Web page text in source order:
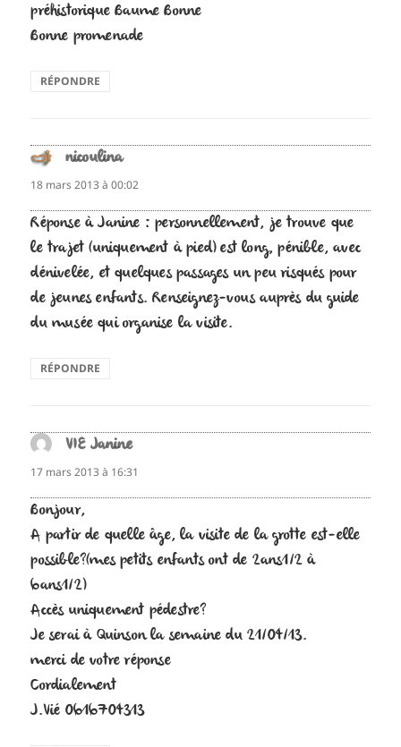
préhistorique Baume Bonne
Bonne promenade
RÉPONDRE
nicoulinadit :
18 mars 2013 à 00:02
Réponse à Janine : personnellement, je trouve que
le trajet (uniquement à pied) est long, pénible, avec
dénivelée, et quelques passages un peu risqués pour
de jeunes enfants. Renseignez-vous auprès du guide
du musée qui organise la visite.
RÉPONDRE
VIE Janinedit :
17 mars 2013 à 16:31
Bonjour,
A partir de quelle âge, la visite de la grotte est-elle
possible?(mes petits enfants ont de 2ans1/2 à
6ans1/2)
Accès uniquement pédestre?
Je serai à Quinson la semaine du 21/04/13.
merci de votre réponse
Cordialement
J.Vié 0616704313